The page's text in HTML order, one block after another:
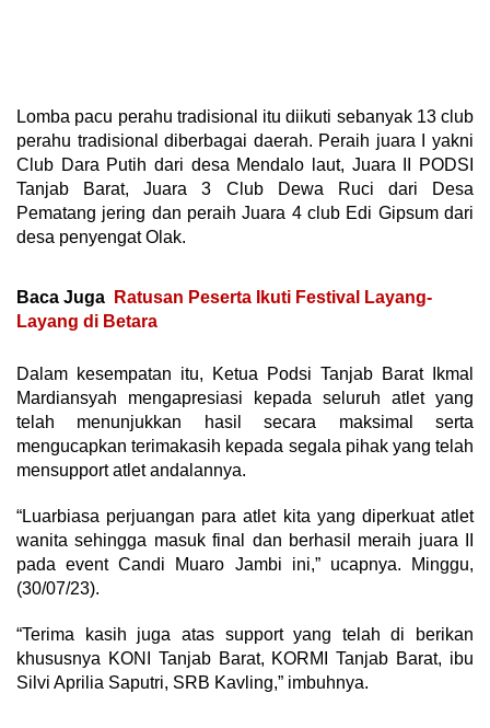
Lomba pacu perahu tradisional itu diikuti sebanyak 13 club
perahu tradisional diberbagai daerah. Peraih juara I yakni
Club Dara Putih dari desa Mendalo laut, Juara II PODSI
Tanjab Barat, Juara 3 Club Dewa Ruci dari Desa
Pematang jering dan peraih Juara 4 club Edi Gipsum dari
desa penyengat Olak.
Baca Juga
Ratusan Peserta Ikuti Festival Layang-
Layang di Betara
Dalam kesempatan itu, Ketua Podsi Tanjab Barat Ikmal
Mardiansyah mengapresiasi kepada seluruh atlet yang
telah menunjukkan hasil secara maksimal serta
mengucapkan terimakasih kepada segala pihak yang telah
mensupport atlet andalannya.
“Luarbiasa perjuangan para atlet kita yang diperkuat atlet
wanita sehingga masuk final dan berhasil meraih juara II
pada event Candi Muaro Jambi ini,” ucapnya. Minggu,
(30/07/23).
“Terima kasih juga atas support yang telah di berikan
khususnya KONI Tanjab Barat, KORMI Tanjab Barat, ibu
Silvi Aprilia Saputri, SRB Kavling,” imbuhnya.